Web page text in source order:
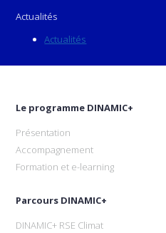
Actualités
Actualités
Le programme DINAMIC+
Présentation
Accompagnement
Formation et e-learning
Parcours DINAMIC+
DINAMIC+ RSE Climat